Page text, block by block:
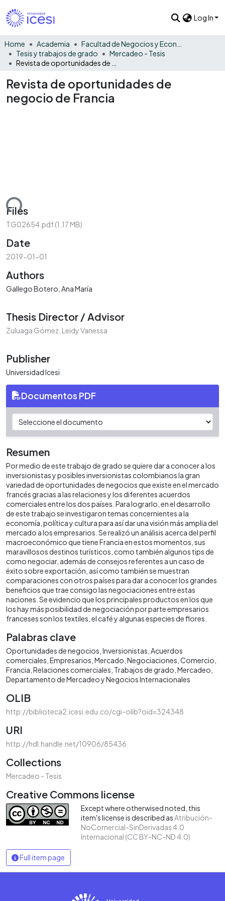
Log In
Home Academia
Tesis y trabajos de grado
Mercadeo - Tesis
Revista de oportunidades de
negocio de Francia
Files
TG02654.pdf(1.17 MB)
Date
2019-01-01
Authors
Gallego Botero, Ana María
Thesis Director / Advisor
Zuluaga Gómez, Leidy Vanessa
Publisher
Universidad Icesi
Documentos PDF
Resumen
Por medio de este trabajo de grado se quiere dar a conocer a los
inversionistas y posibles inversionistas colombianos la gran
variedad de oportunidades de negocios que existe en el mercado
francés gracias a las relaciones y los diferentes acuerdos
comerciales entre los dos países. Para lograrlo, en el desarrollo
de este trabajo se investigaron temas concernientes a la
economía, política y cultura para así dar una visión más amplia del
mercado a los empresarios. Se realizó un análisis acerca del perfil
macroeconómico que tiene Francia en estos momentos, sus
maravillosos destinos turísticos, como también algunos tips de
como negociar, además de consejos referentes a un caso de
éxito sobre exportación, así como también se muestran
comparaciones con otros países para dar a conocer los grandes
beneficios que trae consigo las negociaciones entre estas
naciones. Se evidencio que los principales productos en los que
los hay más posibilidad de negociación por parte empresarios
franceses son los textiles, el café y algunas especies de flores.
Palabras clave
Oportunidades de negocios Inversionistas Acuerdos
comerciales Empresarios Mercado Negociaciones Comercio
Francia Relaciones comerciales Trabajos de grado Mercadeo
Departamento de Mercadeo y Negocios Internacionales
OLIB
http://biblioteca2.icesi.edu.co/cgi-olib?oid=324348
URI
http://hdl.handle.net/10906/85436
Collections
Mercadeo - Tesis
Creative Commons license
Except where otherwised noted, this
item's license is described asAtribución-
NoComercial-SinDerivadas 4.0
Internacional (CC BY-NC-ND 4.0)
Full item page